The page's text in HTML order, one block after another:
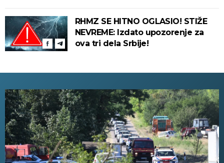
RHMZ SE HITNO OGLASIO! STIŽE
NEVREME: Izdato upozorenje za
ova tri dela Srbije!